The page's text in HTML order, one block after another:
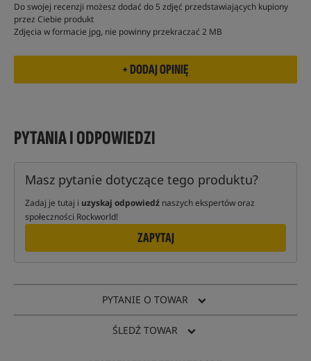
Do swojej recenzji możesz dodać do 5 zdjęć przedstawiających kupiony
przez Ciebie produkt
Zdjęcia w formacie jpg, nie powinny przekraczać 2 MB
PYTANIA I ODPOWIEDZI
Masz pytanie dotyczące tego produktu?
Zadaj je tutaj i uzyskaj odpowiedź naszych ekspertów oraz
społeczności Rockworld!
ZAPYTAJ
PYTANIE O TOWAR
ŚLEDŹ TOWAR